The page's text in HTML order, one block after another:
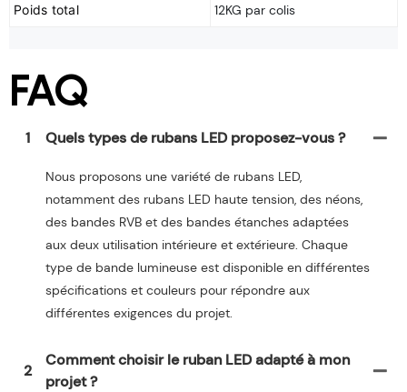
Poids total 12KG par colis
FAQ
1 Quels types de rubans LED proposez-vous ?
Nous proposons une variété de rubans LED,
notamment des rubans LED haute tension, des néons,
des bandes RVB et des bandes étanches adaptées
aux deux utilisation intérieure et extérieure. Chaque
type de bande lumineuse est disponible en différentes
spécifications et couleurs pour répondre aux
différentes exigences du projet.
2
Comment choisir le ruban LED adapté à mon
projet ?